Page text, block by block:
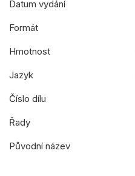
Datum vydání
Formát
Hmotnost
Jazyk
Číslo dílu
Řady
Původní název